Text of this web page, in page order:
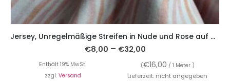
Jersey, Unregelmäßige Streifen in Nude und Rose auf Weiß – Digitaldruck
€8,00 – €32,00
Enthält 19% MwSt. (€16,00 / 1 Meter )
zzgl. Versand Lieferzeit: nicht angegeben